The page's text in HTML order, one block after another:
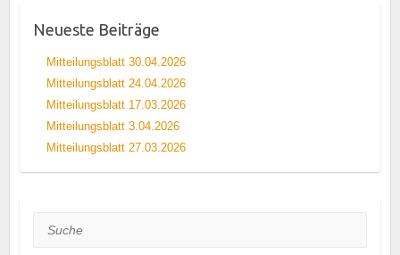
Neueste Beiträge
Mitteilungsblatt 30.04.2026
Mitteilungsblatt 24.04.2026
Mitteilungsblatt 17.03.2026
Mitteilungsblatt 3.04.2026
Mitteilungsblatt 27.03.2026
Suche